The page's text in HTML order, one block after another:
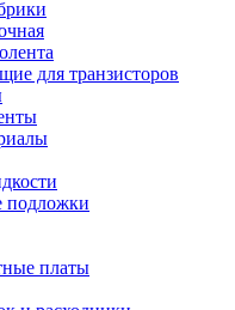
для транзисторов
подложки
платы